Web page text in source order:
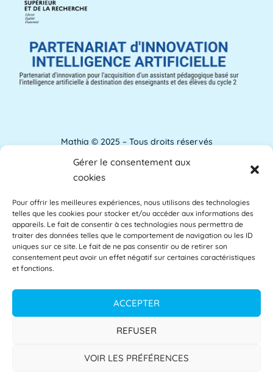
Gérer le consentement aux
cookies
Pour offrir les meilleures expériences, nous utilisons des technologies
telles que les cookies pour stocker et/ou accéder aux informations des
appareils. Le fait de consentir à ces technologies nous permettra de
traiter des données telles que le comportement de navigation ou les ID
uniques sur ce site. Le fait de ne pas consentir ou de retirer son
consentement peut avoir un effet négatif sur certaines caractéristiques
et fonctions.
ACCEPTER
REFUSER
VOIR LES PRÉFÉRENCES
faire référence à du temps supplémentaire
pour la [...]
ANACT
ANACT est l'acronyme de l'Agence nationale
Analyse de l'apprentissage
les commentaires des étudiants comme base
des [...]Lire plus »
APAE
L'APAE, ou Attaché Principal d'Administration
de l'État, est un fonctionnaire de l'Éducation
Mathia © 2025 – Tous droits réservés
Mentions Légales
Accessibilité
Glossaire
Centre d’aide
CGU
CGV